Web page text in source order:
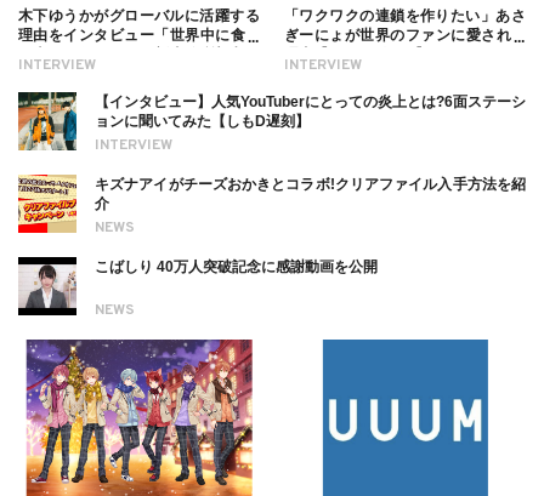
INTERVIEW
木下ゆうかがグローバルに活躍する
理由をインタビュー「世界中に食べ
ついても
INTERVIEW
「ワクワクの連鎖を作りたい」あさ
ぎーにょが世界のファンに愛される
INTERVIEW
【インタビュー】人気YouTuberにとっての炎上とは?6面ステーシ
ョンに聞いてみた【しもD遅刻】
NEWS
キズナアイがチーズおかきとコラボ!クリアファイル入手方法を紹
介
NEWS
こばしり 40万人突破記念に感謝動画を公開